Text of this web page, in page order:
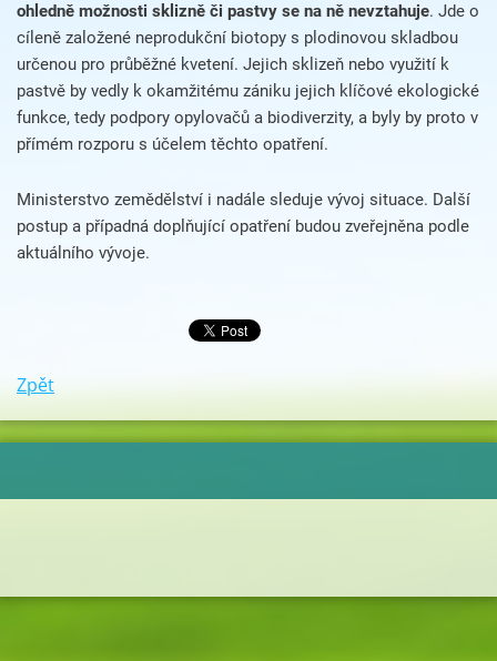
ohledně možnosti sklizně či pastvy se na ně nevztahuje. Jde o
cíleně založené neprodukční biotopy s plodinovou skladbou
určenou pro průběžné kvetení. Jejich sklizeň nebo využití k
pastvě by vedly k okamžitému zániku jejich klíčové ekologické
funkce, tedy podpory opylovačů a biodiverzity, a byly by proto v
přímém rozporu s účelem těchto opatření.
Ministerstvo zemědělství i nadále sleduje vývoj situace. Další
postup a případná doplňující opatření budou zveřejněna podle
aktuálního vývoje.
Zpět